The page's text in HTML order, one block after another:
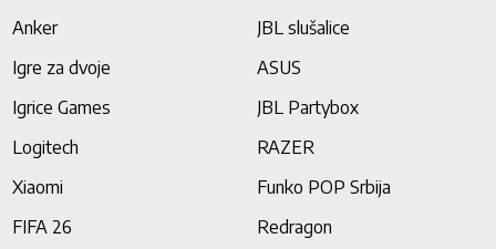
Anker
JBL slušalice
Igre za dvoje
ASUS
Igrice Games
JBL Partybox
Logitech
RAZER
Xiaomi
Funko POP Srbija
FIFA 26
Redragon